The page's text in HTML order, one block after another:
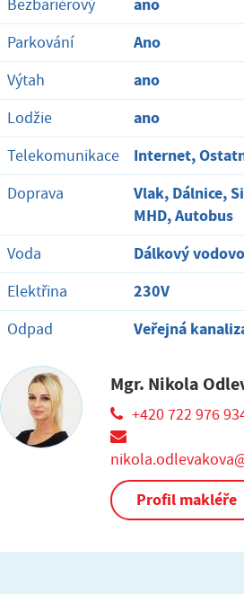
Bezbariérový
Parkování Ano
Výtah ano
Lodžie ano
Telekomunikace Internet,
Doprava
Vlak, Dálnice,
MHD, Autobus
Voda Dálkový
Elektřina 230V
Odpad Veřejná
Mgr. Nikola
+420 722 976
Profil makléře